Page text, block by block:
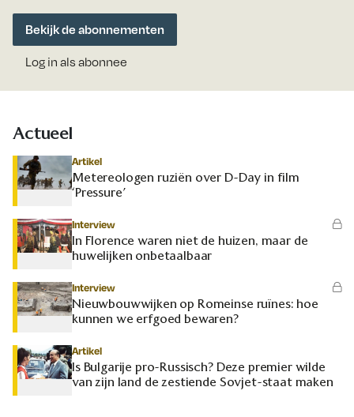
Bekijk de abonnementen
Log in als abonnee
Actueel
Artikel
Metereologen ruziën over D-Day in film
‘Pressure’
Interview
In Florence waren niet de huizen, maar de
huwelijken onbetaalbaar
Interview
Nieuwbouwwijken op Romeinse ruïnes: hoe
kunnen we erfgoed bewaren?
Artikel
Is Bulgarije pro-Russisch? Deze premier wilde
van zijn land de zestiende Sovjet-staat maken